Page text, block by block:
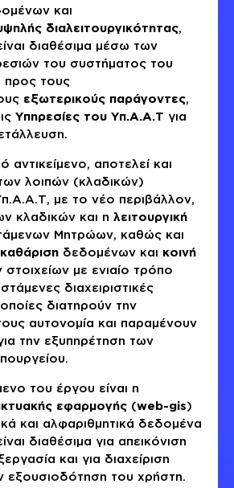
και
διαλειτουργικότητας,
διαθέσιμα μέσω των
του συστήματος του
τους
εξωτερικούς παράγοντες,
Υπηρεσίες του Υπ.Α.Α.Τ για
αντικείμενο, αποτελεί και
λοιπών (κλαδικών)
με το νέο περιβάλλον,
κλαδικών και η λειτουργική
Μητρώων, καθώς και
δεδομένων και κοινή
στοιχείων με ενιαίο τρόπο
διαχειριστικές
διατηρούν την
αυτονομία και παραμένουν
την εξυπηρέτηση των
του έργου είναι η
εφαρμογής (web-gis)
και αλφαριθμητικά δεδομένα
διαθέσιμα για απεικόνιση
και για διαχείριση
εξουσιοδότηση του χρήστη.